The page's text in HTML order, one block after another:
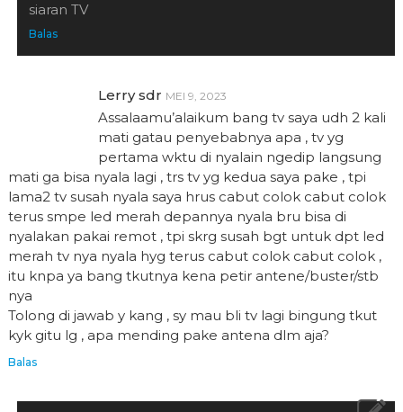
siaran TV
Balas
Lerry sdr MEI 9, 2023
Assalaamu’alaikum bang tv saya udh 2 kali
mati gatau penyebabnya apa , tv yg
pertama wktu di nyalain ngedip langsung
mati ga bisa nyala lagi , trs tv yg kedua saya pake , tpi
lama2 tv susah nyala saya hrus cabut colok cabut colok
terus smpe led merah depannya nyala bru bisa di
nyalakan pakai remot , tpi skrg susah bgt untuk dpt led
merah tv nya nyala hyg terus cabut colok cabut colok ,
itu knpa ya bang tkutnya kena petir antene/buster/stb
nya
Tolong di jawab y kang , sy mau bli tv lagi bingung tkut
kyk gitu lg , apa mending pake antena dlm aja?
Balas